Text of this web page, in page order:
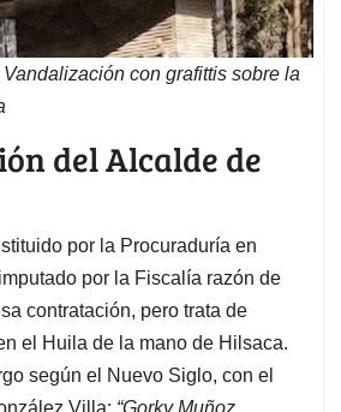
con grafittis sobre la
del Alcalde de
por la Procuraduría en
por la Fiscalía razón de
contratación, pero trata de
el Huila de la mano de Hilsaca.
según el Nuevo Siglo, con el